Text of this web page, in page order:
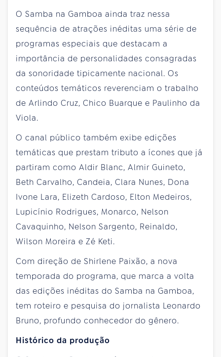
O Samba na Gamboa ainda traz nessa
sequência de atrações inéditas uma série de
programas especiais que destacam a
importância de personalidades consagradas
da sonoridade tipicamente nacional. Os
conteúdos temáticos reverenciam o trabalho
de Arlindo Cruz, Chico Buarque e Paulinho da
Viola.
O canal público também exibe edições
temáticas que prestam tributo a ícones que já
partiram como Aldir Blanc, Almir Guineto,
Beth Carvalho, Candeia, Clara Nunes, Dona
Ivone Lara, Elizeth Cardoso, Elton Medeiros,
Lupicínio Rodrigues, Monarco, Nelson
Cavaquinho, Nelson Sargento, Reinaldo,
Wilson Moreira e Zé Keti.
Com direção de Shirlene Paixão, a nova
temporada do programa, que marca a volta
das edições inéditas do Samba na Gamboa,
tem roteiro e pesquisa do jornalista Leonardo
Bruno, profundo conhecedor do gênero.
Histórico da produção